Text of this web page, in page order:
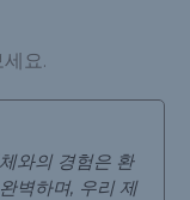
요.
와의 경험은 환
벽하며, 우리 제